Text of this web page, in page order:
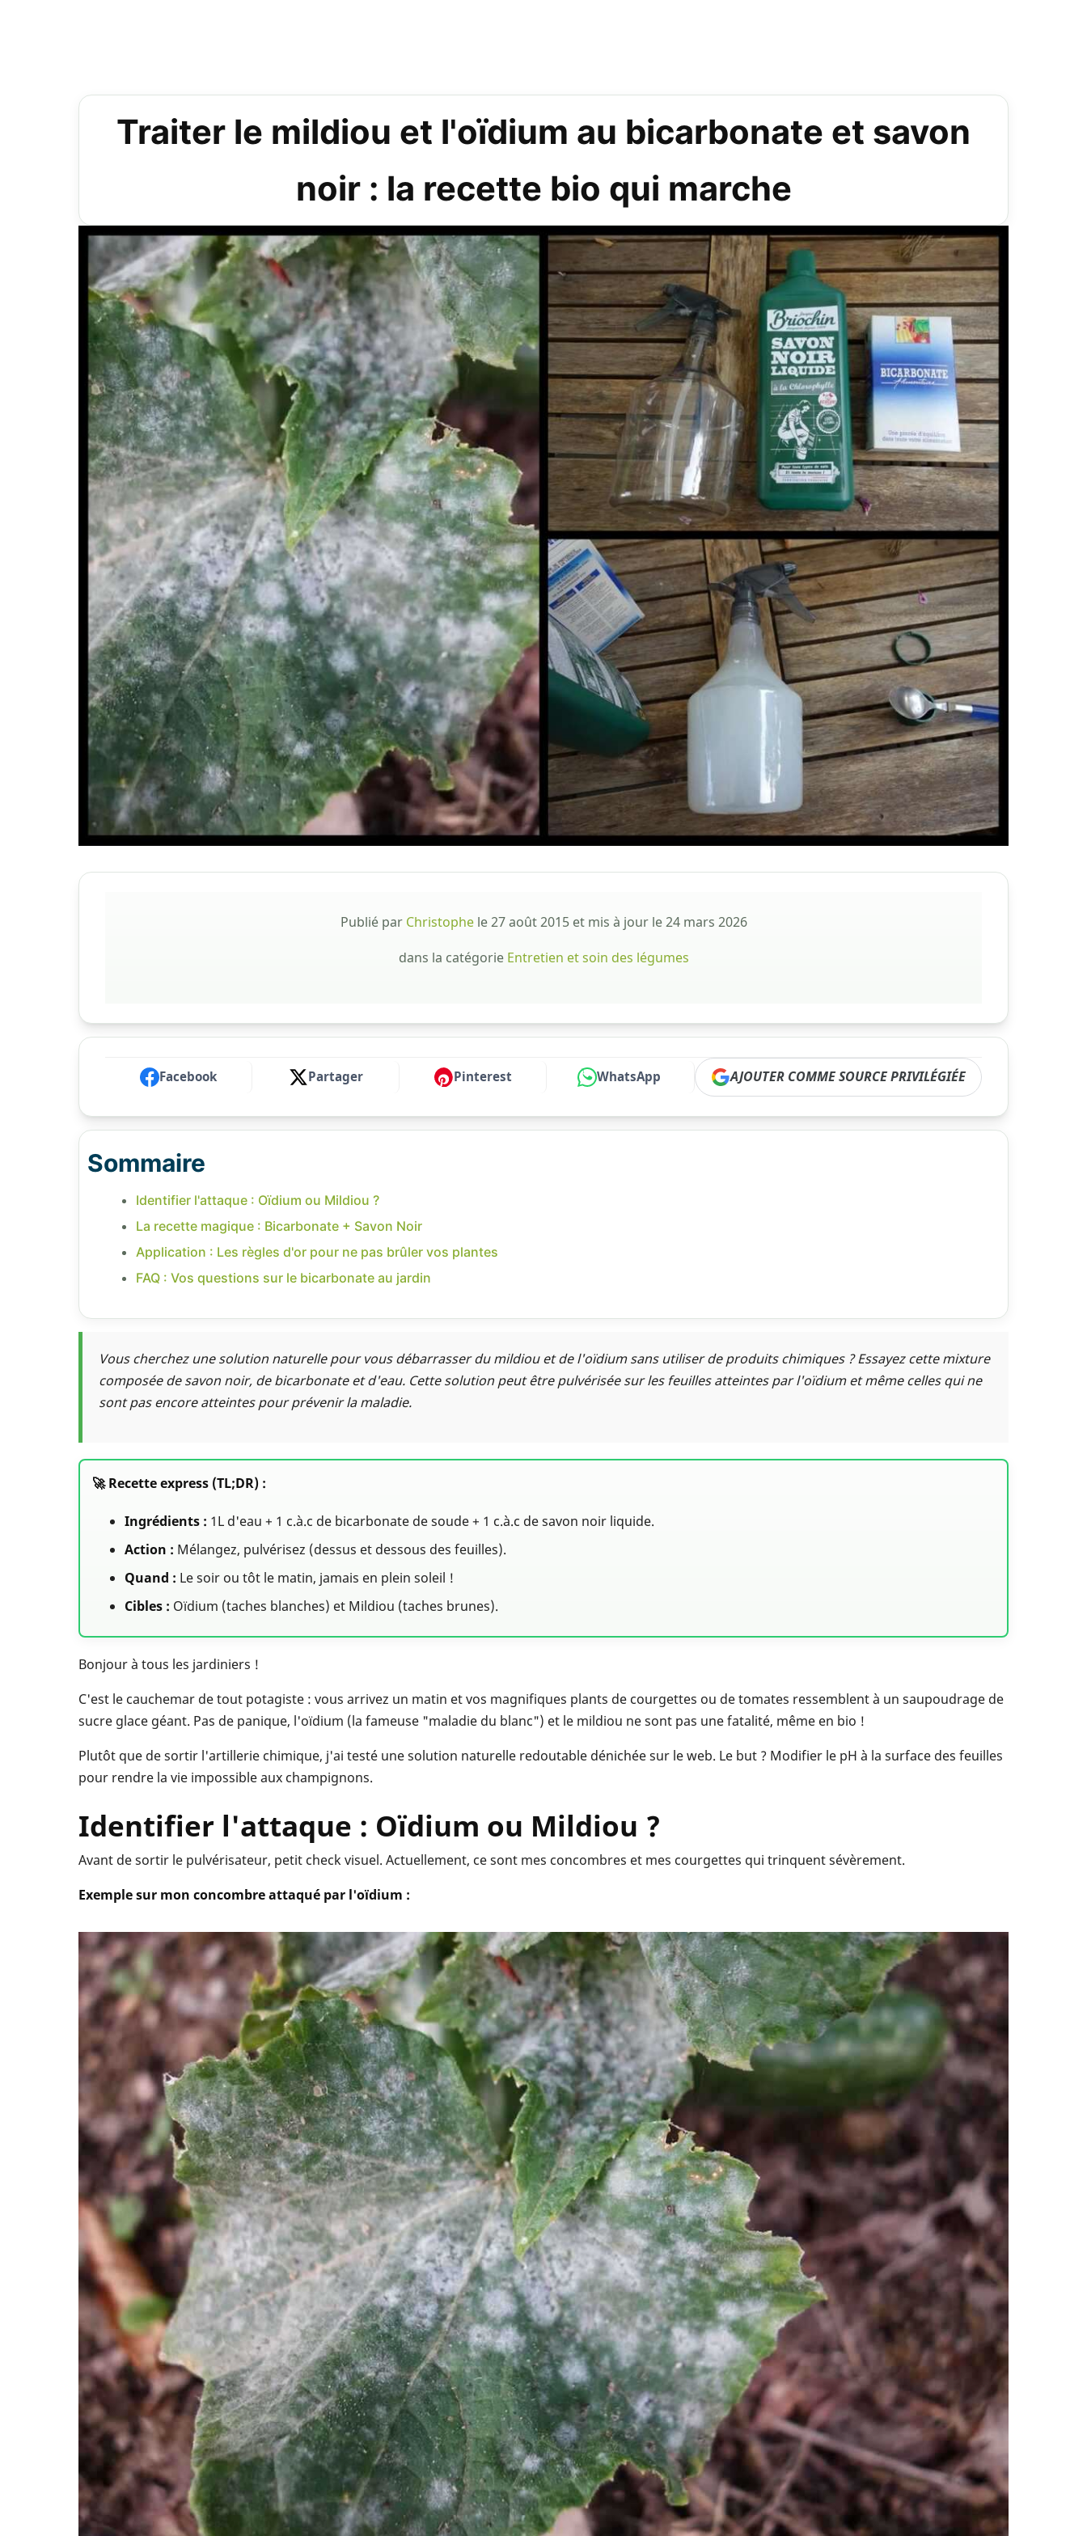
Traiter le mildiou et l'oïdium au bicarbonate et savon
noir : la recette bio qui marche
Publié par Christophele27 août 2015et mis à jour le24 mars 2026
dans la catégorie Entretien et soin des légumes
Facebook Partager Pinterest WhatsApp AJOUTER COMME SOURCE PRIVILÉGIÉE
Sommaire
Identifier l'attaque : Oïdium ou Mildiou ?
La recette magique : Bicarbonate + Savon Noir
Application : Les règles d'or pour ne pas brûler vos plantes
FAQ : Vos questions sur le bicarbonate au jardin
Vous cherchez une solution naturelle pour vous débarrasser du mildiou et de l'oïdium sans utiliser de produits chimiques ? Essayez cette mixture
composée de savon noir, de bicarbonate et d'eau. Cette solution peut être pulvérisée sur les feuilles atteintes par l'oïdium et même celles qui ne
sont pas encore atteintes pour prévenir la maladie.
🚀 Recette express (TL;DR) :
Ingrédients : 1L d'eau + 1 c.à.c de bicarbonate de soude + 1 c.à.c de savon noir liquide.
Action : Mélangez, pulvérisez (dessus et dessous des feuilles).
Quand : Le soir ou tôt le matin, jamais en plein soleil !
Cibles : Oïdium (taches blanches) et Mildiou (taches brunes).
Bonjour à tous les jardiniers !
C'est le cauchemar de tout potagiste : vous arrivez un matin et vos magnifiques plants de courgettes ou de tomates ressemblent à un saupoudrage de
sucre glace géant. Pas de panique, l'oïdium (la fameuse "maladie du blanc") et le mildiou ne sont pas une fatalité, même en bio !
Plutôt que de sortir l'artillerie chimique, j'ai testé une solution naturelle redoutable dénichée sur le web. Le but ? Modifier le pH à la surface des feuilles
pour rendre la vie impossible aux champignons.
Identifier l'attaque : Oïdium ou Mildiou ?
Avant de sortir le pulvérisateur, petit check visuel. Actuellement, ce sont mes concombres et mes courgettes qui trinquent sévèrement.
Exemple sur mon concombre attaqué par l'oïdium :